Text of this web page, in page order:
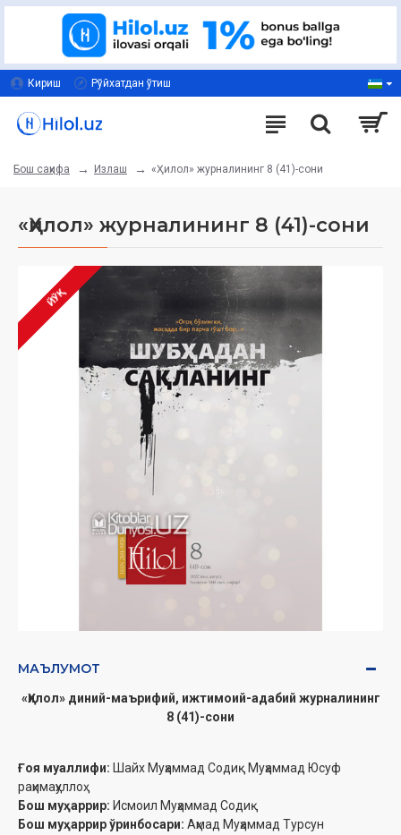
Кириш Рўйхатдан ўтиш
Бош саҳифа Излаш «Ҳилол» журналининг 8 (41)-сони
«Ҳилол» журналининг 8 (41)-сони
ЙЎҚ
МАЪЛУМОТ
«Ҳилол» диний-маърифий, ижтимоий-адабий журналининг
8 (41)-сони
Ғоя муаллифи: Шайх Муҳаммад Содиқ Муҳаммад Юсуф
раҳимаҳуллоҳ
Бош муҳаррир: Исмоил Муҳаммад Содиқ
Бош муҳаррир ўринбосари: Аҳмад Муҳаммад Турсун